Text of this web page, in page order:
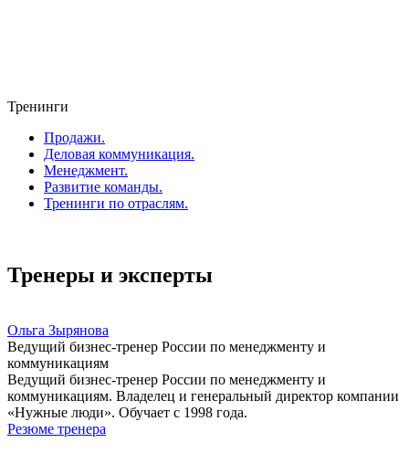
Тренинги
Продажи.
Деловая коммуникация.
Менеджмент.
Развитие команды.
Тренинги по отраслям.
Тренеры и эксперты
Ольга Зырянова
Ведущий бизнес-тренер России по менеджменту и
коммуникациям
Ведущий бизнес-тренер России по менеджменту и
коммуникациям. Владелец и генеральный директор компании
«Нужные люди». Обучает с 1998 года.
Резюме тренера